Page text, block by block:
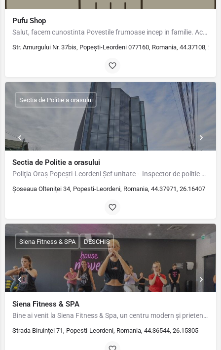
Pufu Shop
Salut, facem cunostinta Povestile frumoase incep in familie. Acolo regasesti acel echilibru care face…
Str. Amurgului Nr. 37bis, Popești-Leordeni 077160, Romania, 44.37108,
Sectia de Politie a orasului
Poliţia Oraş Popeşti-Leordeni Șef unitate - Inspector de politie VLADU VALENTIN Audiențe: Joi -…
Șoseaua Olteniței 34, Popesti-Leordeni, Romania, 44.37971, 26.16407
Sectia de Politie a orasului
Siena Fitness & SPA
Bine ai venit la Siena Fitness & Spa, un centru modern și prietenos, creat pentru a-ți oferi o experiență…
Strada Biruinței 71, Popesti-Leordeni, Romania, 44.36544, 26.15305
Siena Fitness & SPA DESCHIS